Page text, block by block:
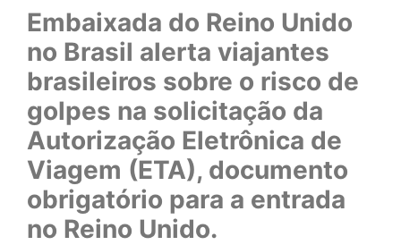
Embaixada do Reino Unido
no Brasil alerta viajantes
brasileiros sobre o risco de
golpes na solicitação da
Autorização Eletrônica de
Viagem (ETA), documento
obrigatório para a entrada
no Reino Unido.